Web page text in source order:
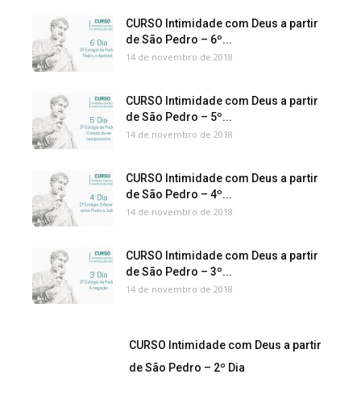
CURSO Intimidade com Deus a partir
de São Pedro – 6º...
14 de novembro de 2018
CURSO Intimidade com Deus a partir
de São Pedro – 5º...
14 de novembro de 2018
CURSO Intimidade com Deus a partir
de São Pedro – 4º...
14 de novembro de 2018
CURSO Intimidade com Deus a partir
de São Pedro – 3º...
14 de novembro de 2018
CURSO Intimidade com Deus a partir
de São Pedro – 2º Dia